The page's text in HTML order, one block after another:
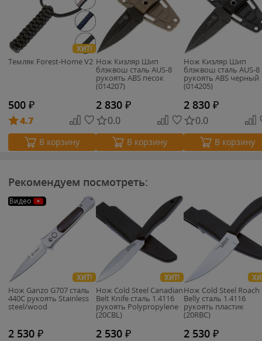
ХИТ!
Темляк Forest-Home V2
500 ₽
4.7
В корзину
Нож Кизляр Шип
блэквош сталь AUS-8
рукоять ABS песок
(014207)
2 830 ₽
0.0
В корзину
Нож Кизляр Шип
блэквош сталь AUS-8
рукоять ABS черный
(014205)
2 830 ₽
0.0
В корзину
Рекомендуем посмотреть:
Видео
ХИТ!
Нож Ganzo G707 cталь
440C рукоять Stainless
steel/wood
2 530 ₽
ХИТ!
Нож Cold Steel Canadian
Belt Knife сталь 1.4116
рукоять Polypropylene
(20CBL)
2 530 ₽
Нож Cold Steel Roach
Belly сталь 1.4116
рукоять пластик
(20RBC)
2 530 ₽